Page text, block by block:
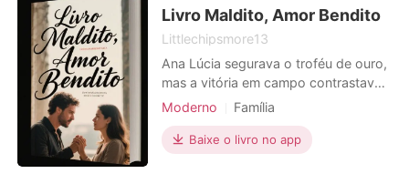
em seu olhar. Essa é a parte
Livro Maldito, Amor Bendito
Littlechipsmore13
Ana Lúcia segurava o troféu de ouro,
mas a vitória em campo contrastava
com o ar pesado de sua casa. Ali, sua
confrontavam. "Case-se comigo", ele
propôs, enquanto os pensamentos
Moderno
Família
Casamento arranjado
Heroína
1V1
Baixe o livro no app